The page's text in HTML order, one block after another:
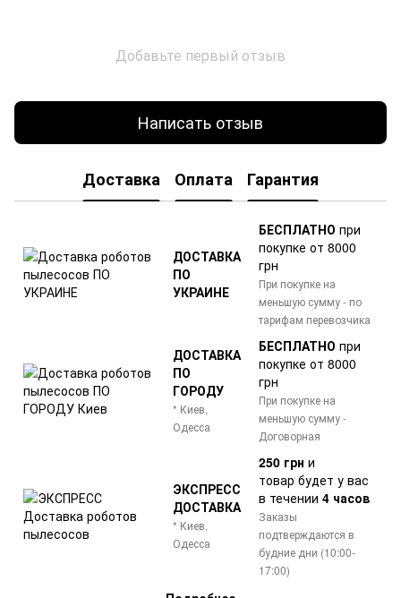
Добавьте первый отзыв
Написать отзыв
Доставка Оплата Гарантия
ДОСТАВКА
ПО
УКРАИНЕ
БЕСПЛАТНО при
покупке от 8000
грн
При покупке на
меньшую сумму - по
тарифам перевозчика
ДОСТАВКА
ПО
ГОРОДУ
* Киев,
Одесса
БЕСПЛАТНО при
покупке от 8000
грн
При покупке на
меньшую сумму -
Договорная
ЭКСПРЕСС
ДОСТАВКА
* Киев,
Одесса
250 грн и
товар будет у вас
в течении 4 часов
Заказы
подтверждаются в
будние дни (10:00-
17:00)